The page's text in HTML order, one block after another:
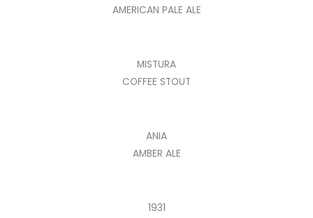
AMERICAN PALE ALE
MISTURA
COFFEE STOUT
ANIA
AMBER ALE
1931